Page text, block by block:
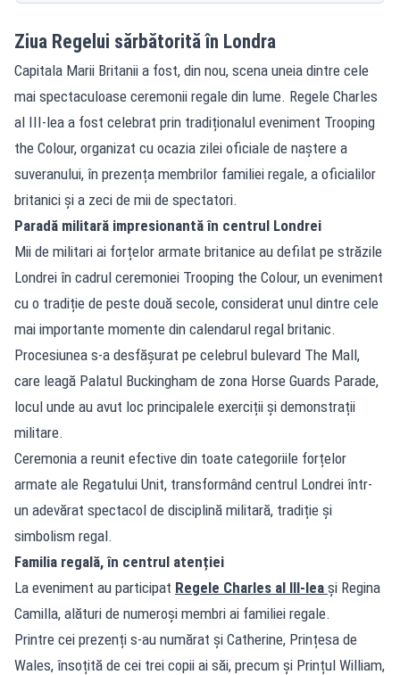
Ziua Regelui sărbătorită în Londra
Capitala Marii Britanii a fost, din nou, scena uneia dintre cele
mai spectaculoase ceremonii regale din lume. Regele Charles
al III-lea a fost celebrat prin tradiționalul eveniment Trooping
the Colour, organizat cu ocazia zilei oficiale de naștere a
suveranului, în prezența membrilor familiei regale, a oficialilor
britanici și a zeci de mii de spectatori.
Paradă militară impresionantă în centrul Londrei
Mii de militari ai forțelor armate britanice au defilat pe străzile
Londrei în cadrul ceremoniei Trooping the Colour, un eveniment
cu o tradiție de peste două secole, considerat unul dintre cele
mai importante momente din calendarul regal britanic.
Procesiunea s-a desfășurat pe celebrul bulevard The Mall,
care leagă Palatul Buckingham de zona Horse Guards Parade,
locul unde au avut loc principalele exerciții și demonstrații
militare.
Ceremonia a reunit efective din toate categoriile forțelor
armate ale Regatului Unit, transformând centrul Londrei într-
un adevărat spectacol de disciplină militară, tradiție și
simbolism regal.
Familia regală, în centrul atenției
La eveniment au participat Regele Charles al III-lea și Regina
Camilla, alături de numeroși membri ai familiei regale.
Printre cei prezenți s-au numărat și Catherine, Prințesa de
Wales, însoțită de cei trei copii ai săi, precum și Prințul William,